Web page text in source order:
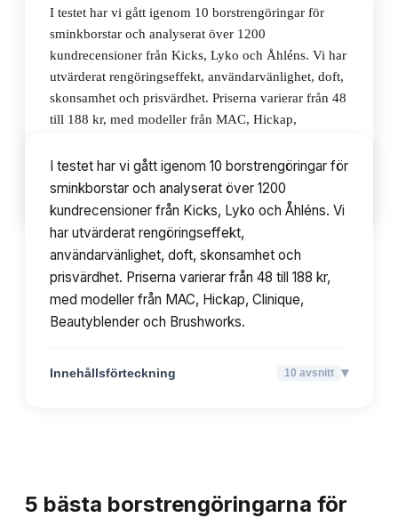
I testet har vi gått igenom 10 borstrengöringar för
sminkborstar och analyserat över 1200
kundrecensioner från Kicks, Lyko och Åhléns. Vi har
utvärderat rengöringseffekt, användarvänlighet, doft,
skonsamhet och prisvärdhet. Priserna varierar från 48
till 188 kr, med modeller från MAC, Hickap,
Innehållsförteckning 10
I testet har vi gått igenom 10 borstrengöringar för
sminkborstar och analyserat över 1200
kundrecensioner från Kicks, Lyko och Åhléns. Vi
har utvärderat rengöringseffekt,
användarvänlighet, doft, skonsamhet och
prisvärdhet. Priserna varierar från 48 till 188 kr,
med modeller från MAC, Hickap, Clinique,
Beautyblender och Brushworks.
Innehållsförteckning 10 avsnitt ▾
5 bästa borstrengöringarna för